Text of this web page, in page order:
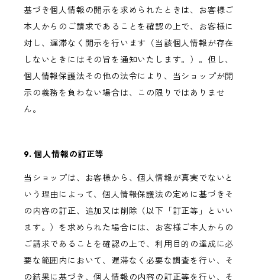
基づき個人情報の開示を求められたときは、お客様ご
本人からのご請求であることを確認の上で、お客様に
対し、遅滞なく開示を行います（当該個人情報が存在
しないときにはその旨を通知いたします。）。但し、
個人情報保護法その他の法令により、当ショップが開
示の義務を負わない場合は、この限りではありませ
ん。
9. 個人情報の訂正等
当ショップは、お客様から、個人情報が真実でないと
いう理由によって、個人情報保護法の定めに基づきそ
の内容の訂正、追加又は削除（以下「訂正等」といい
ます。）を求められた場合には、お客様ご本人からの
ご請求であることを確認の上で、利用目的の達成に必
要な範囲内において、遅滞なく必要な調査を行い、そ
の結果に基づき、個人情報の内容の訂正等を行い、そ